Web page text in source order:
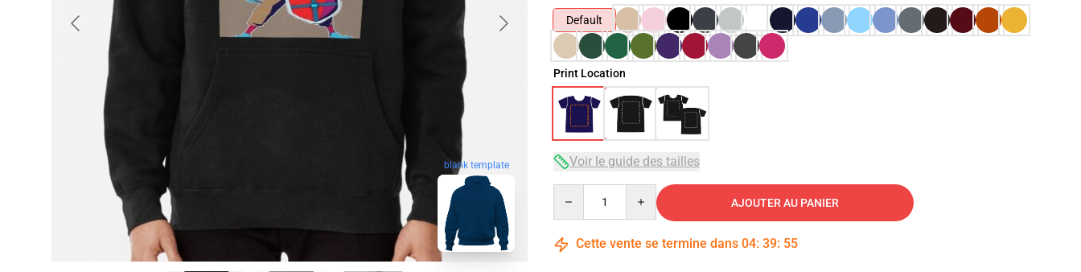
blank template
Default
Print Location
Voir le guide des tailles
AJOUTER AU PANIER
Cette vente se termine dans 04: 39: 54